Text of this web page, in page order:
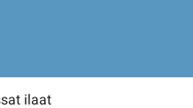
ilaat